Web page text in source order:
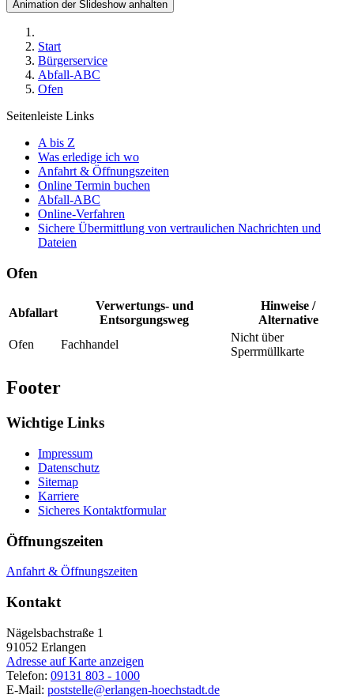
Animation der Slideshow anhalten
Start
Bürgerservice
Abfall-ABC
Ofen
Seitenleiste Links
A bis Z
Was erledige ich wo
Anfahrt & Öffnungszeiten
Online Termin buchen
Abfall-ABC
Online-Verfahren
Sichere Übermittlung von vertraulichen Nachrichten und
Dateien
Ofen
Abfallart
Verwertungs- und
Entsorgungsweg
Hinweise /
Alternative
Ofen
Fachhandel
Nicht über
Sperrmüllkarte
Footer
Wichtige Links
Impressum
Datenschutz
Sitemap
Karriere
Sicheres Kontaktformular
Öffnungszeiten
Anfahrt & Öffnungszeiten
Kontakt
Nägelsbachstraße 1
91052 Erlangen
Adresse auf Karte anzeigen
Telefon: 09131 803 - 1000
E-Mail: poststelle@erlangen-hoechstadt.de